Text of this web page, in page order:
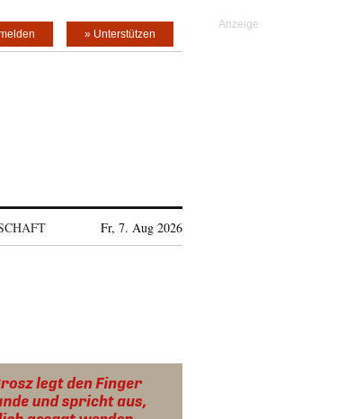
» Unterstützen
Fr, 7. Aug 2026